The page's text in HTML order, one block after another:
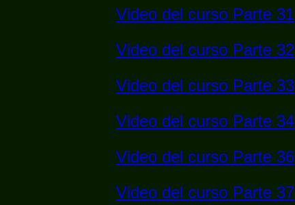
Video del curso Parte 31
Video del curso Parte 32
Video del curso Parte 33
Video del curso Parte 34
Video del curso Parte 36
Video del curso Parte 37